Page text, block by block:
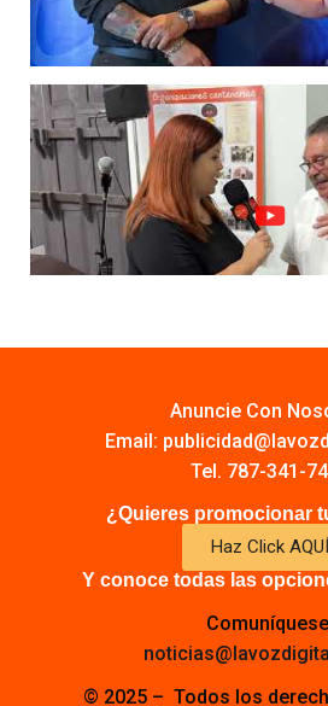
Anuncie Con
Email:
Tel. 787-341-
¿Quieres promocionar
Haz Click AQUÍ
Y conoce todas las
© 2025 – Todos los